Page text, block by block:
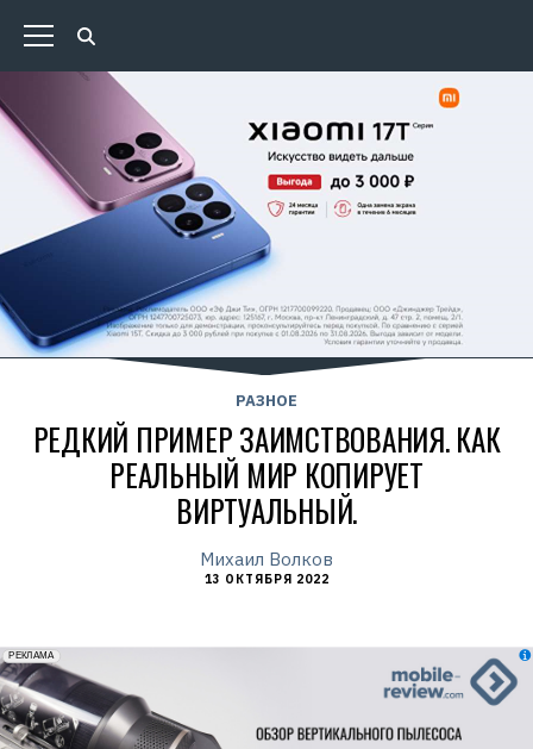
РАЗНОЕ
РЕДКИЙ ПРИМЕР ЗАИМСТВОВАНИЯ. КАК
РЕАЛЬНЫЙ МИР КОПИРУЕТ
ВИРТУАЛЬНЫЙ.
Михаил Волков
13 ОКТЯБРЯ 2022
erid: 2VfnxxmNzs5
РЕКЛАМА